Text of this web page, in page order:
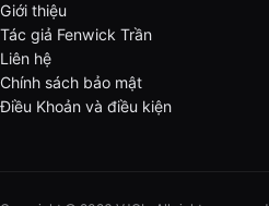
Giới thiệu
Tác giả Fenwick Trần
Liên hệ
Chính sách bảo mật
Điều Khoản và điều kiện